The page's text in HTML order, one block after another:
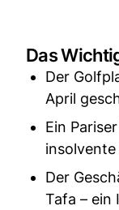
Das
Der
April
Ein
Der
Tafa – ein